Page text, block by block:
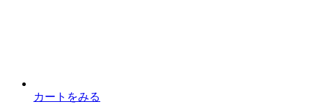
カートをみる